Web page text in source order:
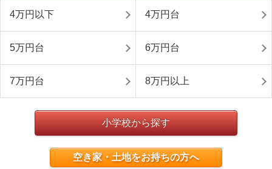
4万円以下 4万円台
5万円台 6万円台
7万円台 8万円以上
小学校から探す
空き家・土地をお持ちの方へ